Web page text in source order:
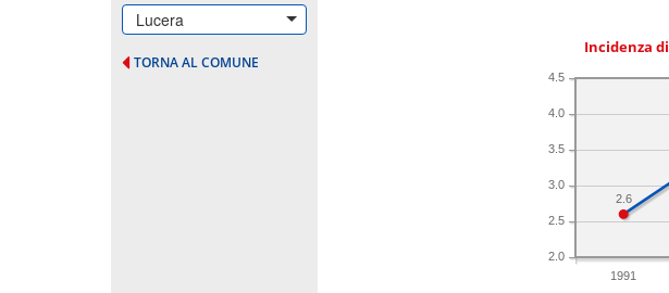
Lucera
TORNA AL COMUNE
Incidenza
1991
2.0
2.5
3.0
3.5
4.0
4.5
2.6